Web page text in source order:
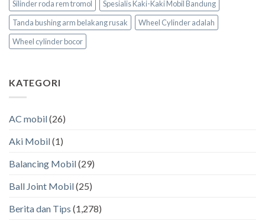
Silinder roda rem tromol
Spesialis Kaki-Kaki Mobil Bandung
Tanda bushing arm belakang rusak
Wheel Cylinder adalah
Wheel cylinder bocor
KATEGORI
AC mobil(26)
Aki Mobil(1)
Balancing Mobil(29)
Ball Joint Mobil(25)
Berita dan Tips (1,278)